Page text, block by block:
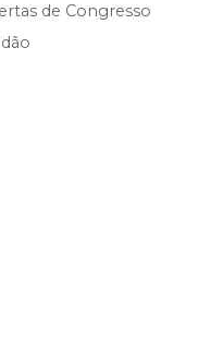
de Congresso